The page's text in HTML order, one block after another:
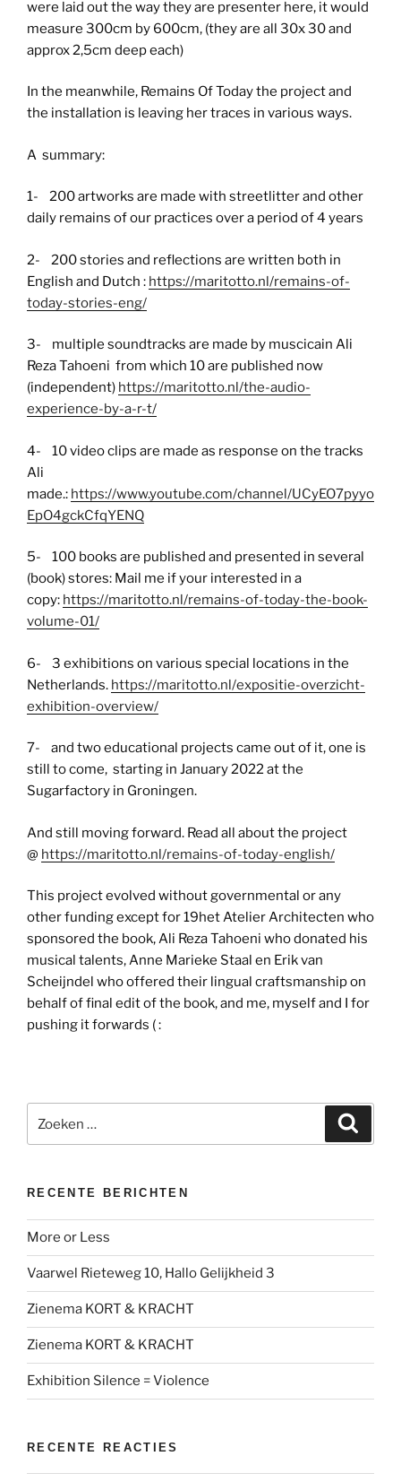
were laid out the way they are presenter here, it would
measure 300cm by 600cm, (they are all 30x 30 and
approx 2,5cm deep each)
In the meanwhile, Remains Of Today the project and
the installation is leaving her traces in various ways.
A summary:
1- 200 artworks are made with streetlitter and other
daily remains of our practices over a period of 4 years
2- 200 stories and reflections are written both in
English and Dutch : https://maritotto.nl/remains-of-
today-stories-eng/
3- multiple soundtracks are made by muscicain Ali
Reza Tahoeni from which 10 are published now
(independent) https://maritotto.nl/the-audio-
experience-by-a-r-t/
4- 10 video clips are made as response on the tracks
Ali
made.: https://www.youtube.com/channel/UCyEO7pyyo
EpO4gckCfqYENQ
5- 100 books are published and presented in several
(book) stores: Mail me if your interested in a
copy: https://maritotto.nl/remains-of-today-the-book-
volume-01/
6- 3 exhibitions on various special locations in the
Netherlands. https://maritotto.nl/expositie-overzicht-
exhibition-overview/
7- and two educational projects came out of it, one is
still to come, starting in January 2022 at the
Sugarfactory in Groningen.
And still moving forward. Read all about the project
@ https://maritotto.nl/remains-of-today-english/
This project evolved without governmental or any
other funding except for 19het Atelier Architecten who
sponsored the book, Ali Reza Tahoeni who donated his
musical talents, Anne Marieke Staal en Erik van
Scheijndel who offered their lingual craftsmanship on
behalf of final edit of the book, and me, myself and I for
pushing it forwards ( :
naar:
RECENTE BERICHTEN
More or Less
Vaarwel Rieteweg 10, Hallo Gelijkheid 3
Zienema KORT & KRACHT
Zienema KORT & KRACHT
Exhibition Silence = Violence
RECENTE REACTIES